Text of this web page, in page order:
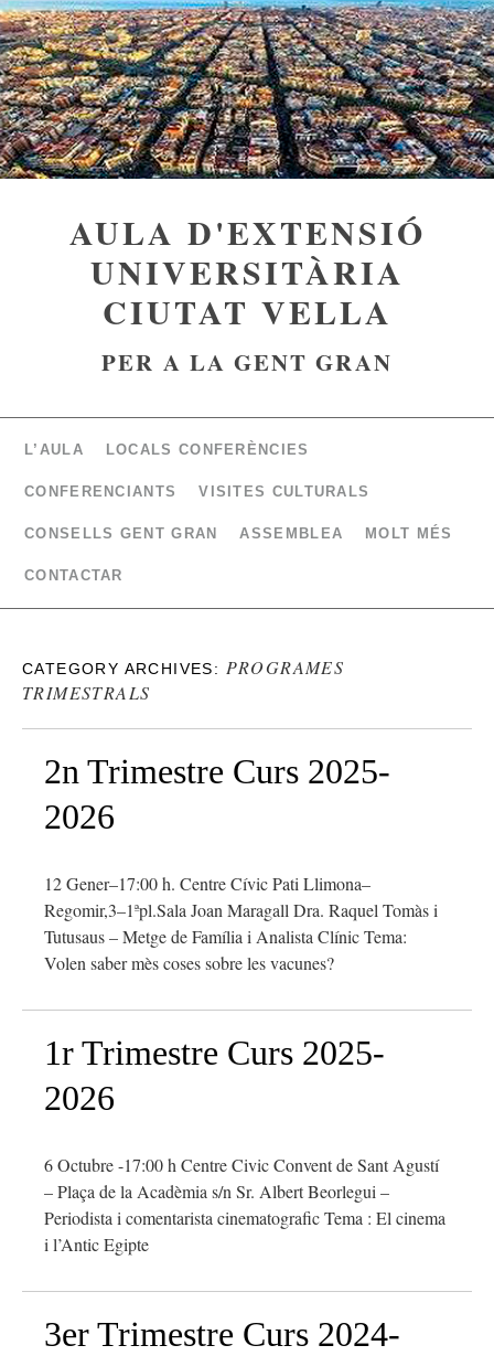
AULA D'EXTENSIÓ
UNIVERSITÀRIA
CIUTAT VELLA
PER A LA GENT GRAN
L’AULA LOCALS CONFERÈNCIES
CONFERENCIANTS VISITES CULTURALS
CONSELLS GENT GRAN ASSEMBLEA MOLT MÉS
CONTACTAR
CATEGORY ARCHIVES: PROGRAMES
TRIMESTRALS
2n Trimestre Curs 2025-
2026
12 Gener–17:00 h. Centre Cívic Pati Llimona–
Regomir,3–1ªpl.Sala Joan Maragall Dra. Raquel Tomàs i
Tutusaus – Metge de Família i Analista Clínic Tema:
Volen saber mès coses sobre les vacunes?
1r Trimestre Curs 2025-
2026
6 Octubre -17:00 h Centre Civic Convent de Sant Agustí
– Plaça de la Acadèmia s/n Sr. Albert Beorlegui –
Periodista i comentarista cinematografic Tema : El cinema
i l’Antic Egipte
3er Trimestre Curs 2024-